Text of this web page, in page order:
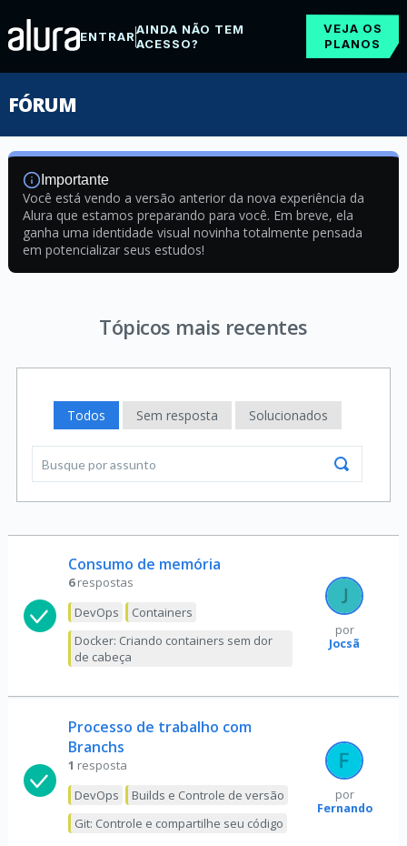
ENTRARAINDA NÃO TEM
ACESSO?
VEJA OS
PLANOS
FÓRUM
Importante
Você está vendo a versão anterior da nova experiência da
Alura que estamos preparando para você. Em breve, ela
ganha uma identidade visual novinha totalmente pensada
em potencializar seus estudos!
Tópicos mais recentes
Todos Sem resposta Solucionados
Consumo de memória
6 respostas
DevOps
Containers
Docker: Criando containers sem dor
de cabeça
por
Jocsã
Processo de trabalho com
Branchs
1 resposta
DevOps
Builds e Controle de versão
Git: Controle e compartilhe seu código
por
Fernando